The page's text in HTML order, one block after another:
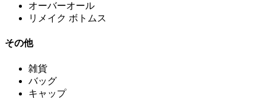
オーバーオール
リメイク ボトムス
その他
雑貨
バッグ
キャップ